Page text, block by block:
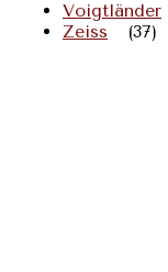
Voigtländer
Zeiss
(37)